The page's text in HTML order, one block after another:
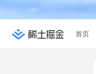
首页